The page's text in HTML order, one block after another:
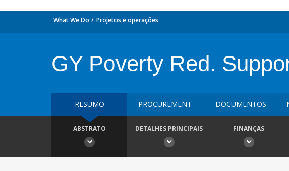
What We Do Projetos e operações
GY Poverty Red.
RESUMO PROCUREMENT DOCUMENTOS
ABSTRATO DETALHES PRINCIPAIS FINANÇAS